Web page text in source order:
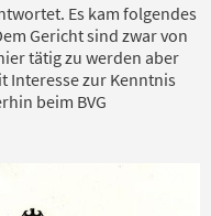
Es kam folgendes
Gericht sind zwar von
tätig zu werden aber
Interesse zur Kenntnis
beim BVG